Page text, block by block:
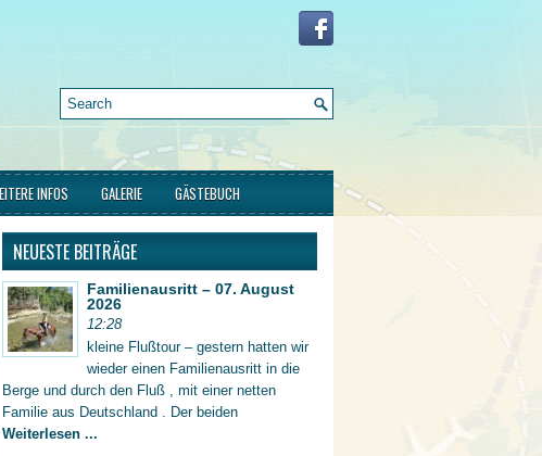
INFOS GALERIE GÄSTEBUCH
NEUESTE BEITRÄGE
Familienausritt – 07. August
2026
12:28
kleine Flußtour – gestern hatten wir
wieder einen Familienausritt in die
Berge und durch den Fluß , mit einer netten
Familie aus Deutschland . Der beiden
Weiterlesen ...